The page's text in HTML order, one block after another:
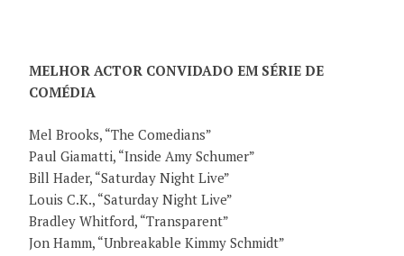
MELHOR ACTOR CONVIDADO EM SÉRIE DE
COMÉDIA
Mel Brooks, “The Comedians”
Paul Giamatti, “Inside Amy Schumer”
Bill Hader, “Saturday Night Live”
Louis C.K., “Saturday Night Live”
Bradley Whitford, “Transparent”
Jon Hamm, “Unbreakable Kimmy Schmidt”